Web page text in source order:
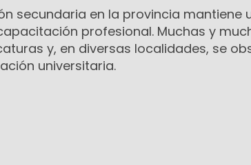
secundaria en la provincia mantiene
profesional. Muchas y
y, en diversas localidades, se
universitaria.